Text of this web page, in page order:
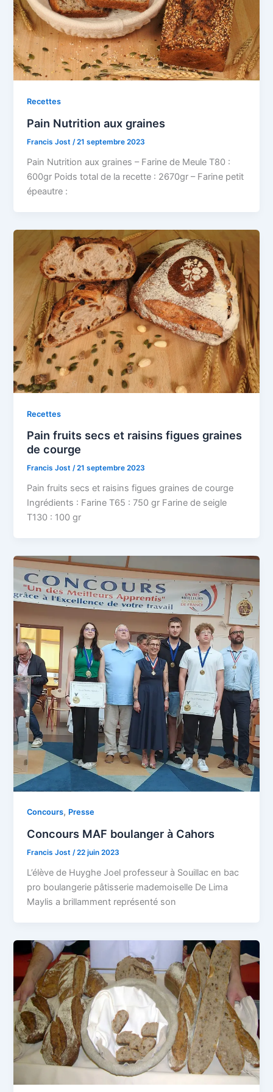
Recettes
Pain Nutrition aux graines
Francis Jost/21 septembre 2023
Pain Nutrition aux graines – Farine de Meule T80 :
600gr Poids total de la recette : 2670gr – Farine petit
épeautre :
Recettes
Pain fruits secs et raisins figues graines
de courge
Francis Jost/21 septembre 2023
Pain fruits secs et raisins figues graines de courge
Ingrédients : Farine T65 : 750 gr Farine de seigle
T130 : 100 gr
Concours, Presse
Concours MAF boulanger à Cahors
Francis Jost/22 juin 2023
L’élève de Huyghe Joel professeur à Souillac en bac
pro boulangerie pâtisserie mademoiselle De Lima
Maylis a brillamment représenté son